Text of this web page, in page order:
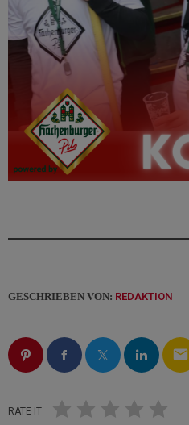
GESCHRIEBEN VON: REDAKTION
email
RATE IT